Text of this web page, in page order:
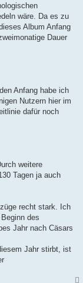
wäre. Da es zu
Album Anfang
Dauer
Anfang habe ich
Nutzern hier im
dafür noch
weitere
Tagen ja auch
recht stark. Ich
des
Jahr nach Cäsars
Jahr stirbt, ist